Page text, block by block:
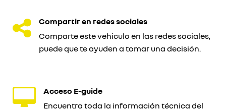
Compartir en redes sociales
Comparte este vehiculo en las redes sociales,
puede que te ayuden a tomar una decisión.
Acceso E-guide
Encuentra toda la información técnica del